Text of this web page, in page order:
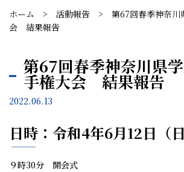
ホーム > 活動報告 > 第67回春季神奈川
会 結果報告
第67回春季神奈川県
手権大会 結果報告
2022.06.13
日時：令和4年6月12日（日
９時30分 開会式